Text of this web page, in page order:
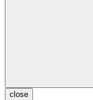
close